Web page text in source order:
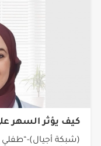
كيف يؤثر السهر
(شبكة أجيال)-“طفلي